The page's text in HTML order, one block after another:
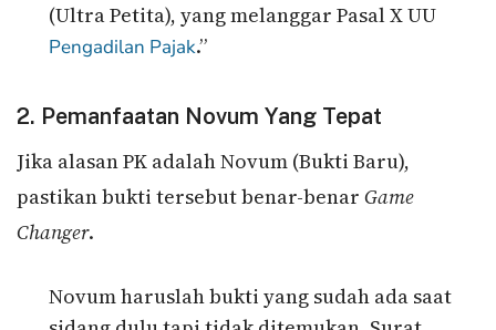
(Ultra Petita), yang melanggar Pasal X UU
Pengadilan Pajak.”
2. Pemanfaatan Novum Yang Tepat
Jika alasan PK adalah Novum (Bukti Baru),
pastikan bukti tersebut benar-benar Game
Changer.
Novum haruslah bukti yang sudah ada saat